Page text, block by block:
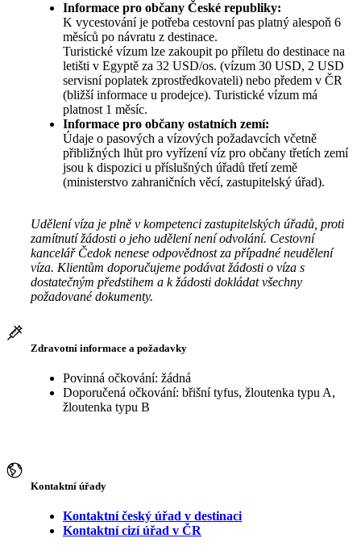
Informace pro občany České republiky:
K vycestování je potřeba cestovní pas platný alespoň 6
měsíců po návratu z destinace.
Turistické vízum lze zakoupit po příletu do destinace na
letišti v Egyptě za 32 USD/os. (vízum 30 USD, 2 USD
servisní poplatek zprostředkovateli) nebo předem v ČR
(bližší informace u prodejce). Turistické vízum má
platnost 1 měsíc.
Informace pro občany ostatních zemí:
Údaje o pasových a vízových požadavcích včetně
přibližných lhůt pro vyřízení víz pro občany třetích zemí
jsou k dispozici u příslušných úřadů třetí země
(ministerstvo zahraničních věcí, zastupitelský úřad).
Udělení víza je plně v kompetenci zastupitelských úřadů, proti
zamítnutí žádosti o jeho udělení není odvolání. Cestovní
kancelář Čedok nenese odpovědnost za případné neudělení
víza. Klientům doporučujeme podávat žádosti o víza s
dostatečným předstihem a k žádosti dokládat všechny
požadované dokumenty.
Zdravotní informace a požadavky
Povinná očkování: žádná
Doporučená očkování: břišní tyfus, žloutenka typu A,
žloutenka typu B
Kontaktní úřady
Kontaktní český úřad v destinaci
Kontaktní cizí úřad v ČR